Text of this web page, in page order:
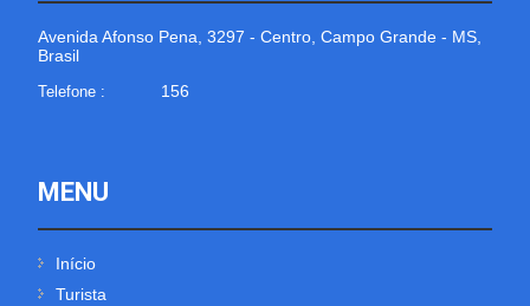
Avenida Afonso Pena, 3297 - Centro, Campo Grande - MS,
Brasil
Telefone : 156
MENU
Início
Turista